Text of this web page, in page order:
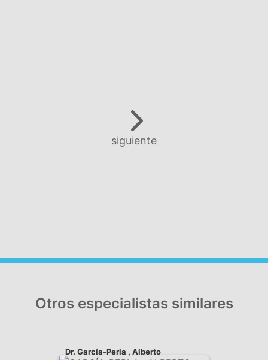
siguiente
Otros especialistas similares
Dr. García-Perla , Alberto